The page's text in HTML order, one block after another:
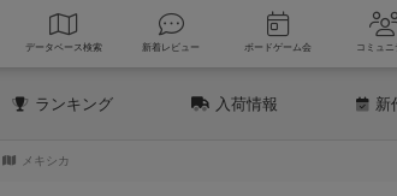
データベース 検索 新着レビュー ボードゲーム会
ランキング 入荷情報 新
メキシカ